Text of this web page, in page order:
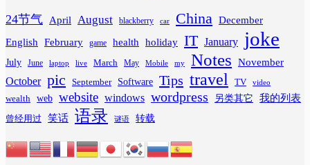
24节气 April August blackberry car China December
English
February game health holiday IT January joke
July June laptop live March May Mobile my Notes November
October pic September Software Tips travel TV video
wealth web website windows wordpress 另类其它 我的列表
曾经用过 笑话 语录 谜语 转载